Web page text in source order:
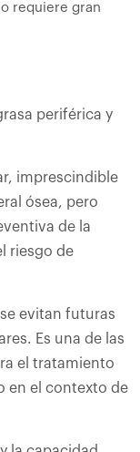
requiere gran
periférica y
imprescindible
ósea, pero
de la
riesgo de
evitan futuras
Es una de las
el tratamiento
en el contexto de